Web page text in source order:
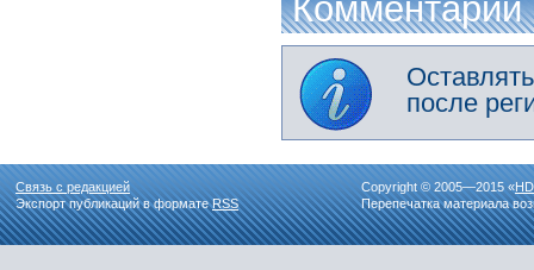
Комментарии
после
Связь с редакцией
Экспорт публикаций в форматеRSS
Copyright © 2005—2015 «
Перепечатка материала